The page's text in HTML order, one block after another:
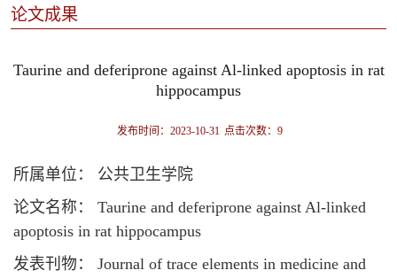
论文成果
Taurine and deferiprone against Al-linked apoptosis in rat
hippocampus
发布时间：2023-10-31 点击次数： 9
所属单位： 公共卫生学院
论文名称： Taurine and deferiprone against Al-linked
apoptosis in rat hippocampus
发表刊物： Journal of trace elements in medicine and